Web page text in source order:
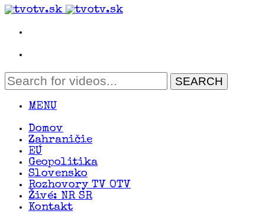
MENU
Domov
Zahraničie
EÚ
Geopolitika
Slovensko
Rozhovory TV OTV
Živé: NR SR
Kontakt